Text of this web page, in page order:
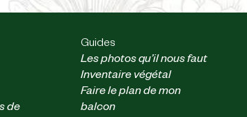
de
Guides
Les photos qu’il nous faut
Inventaire végétal
Faire le plan de mon
balcon